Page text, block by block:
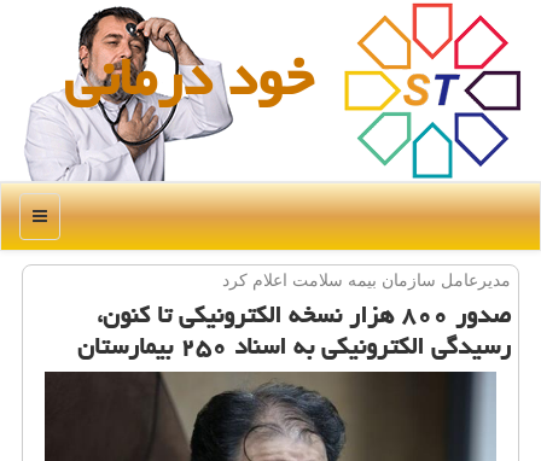
خود درمانی
منو
مدیرعامل سازمان بیمه سلامت اعلام كرد
صدور ۸۰۰ هزار نسخه الكترونیكی تا كنون،
رسیدگی الكترونیكی به اسناد ۲۵۰ بیمارستان